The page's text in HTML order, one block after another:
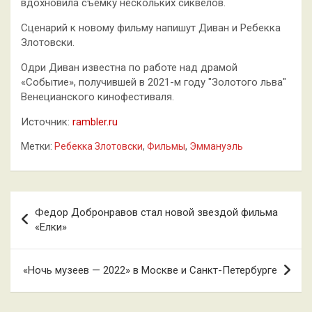
вдохновила съёмку нескольких сиквелов.
Сценарий к новому фильму напишут Диван и Ребекка
Злотовски.
Одри Диван известна по работе над драмой
«Событие», получившей в 2021-м году "Золотого льва"
Венецианского кинофестиваля.
Источник: rambler.ru
Метки: Ребекка Злотовски, Фильмы, Эммануэль
по
записям
Федор Добронравов стал новой звездой фильма
«Елки»
«Ночь музеев — 2022» в Москве и Санкт-Петербурге